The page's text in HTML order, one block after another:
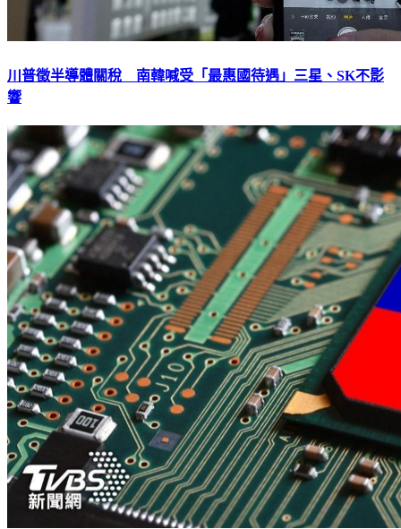
川普徵半導體關稅 南韓喊受「最惠國待遇」三星、SK不影
響